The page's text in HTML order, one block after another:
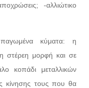
-αλλιώτικο
κύματα: η
στέρεη μορφή και σε
κοπάδι μεταλλικών
κίνησης τους που θα